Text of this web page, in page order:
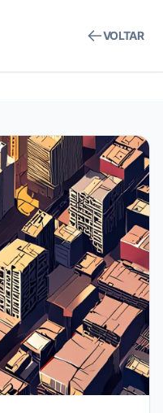
VOLTAR